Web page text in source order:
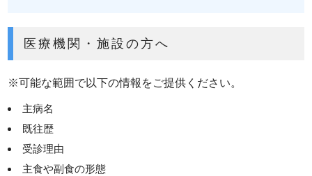
医療機関・施設の方へ
※可能な範囲で以下の情報をご提供ください。
主病名
既往歴
受診理由
主食や副食の形態